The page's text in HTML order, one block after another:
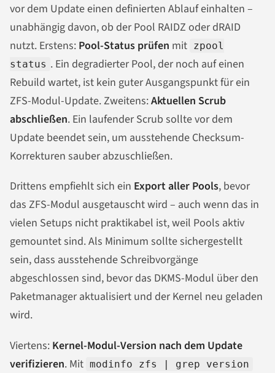
vor dem Update einen definierten Ablauf einhalten –
unabhängig davon, ob der Pool RAIDZ oder dRAID
nutzt. Erstens: Pool-Status prüfen mit zpool
status . Ein degradierter Pool, der noch auf einen
Rebuild wartet, ist kein guter Ausgangspunkt für ein
ZFS-Modul-Update. Zweitens:Aktuellen Scrub
abschließen. Ein laufender Scrub sollte vor dem
Update beendet sein, um ausstehende Checksum-
Korrekturen sauber abzuschließen.
Drittens empfiehlt sich ein Export aller Pools, bevor
das ZFS-Modul ausgetauscht wird – auch wenn das in
vielen Setups nicht praktikabel ist, weil Pools aktiv
gemountet sind. Als Minimum sollte sichergestellt
sein, dass ausstehende Schreibvorgänge
abgeschlossen sind, bevor das DKMS-Modul über den
Paketmanager aktualisiert und der Kernel neu geladen
wird.
Viertens: Kernel-Modul-Version nach dem Update
verifizieren. Mit modinfo zfs | grep version